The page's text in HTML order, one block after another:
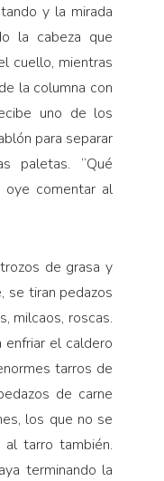
y la mirada
la cabeza que
cuello, mientras
la columna con
uno de los
para separar
paletas. “Qué
oye comentar al
de grasa y
se tiran pedazos
milcaos, roscas.
enfriar el caldero
tarros de
de carne
los que no se
tarro también.
terminando la